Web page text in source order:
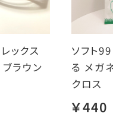
ックス
ラウン
ソフト
る メガ
クロス
￥440